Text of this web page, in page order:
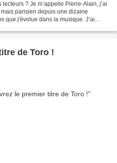
? Je m’appelle Pierre-Alain, j’ai
parisien depuis une dizaine
que j'évolue dans la musique. J’ai
de Toro !